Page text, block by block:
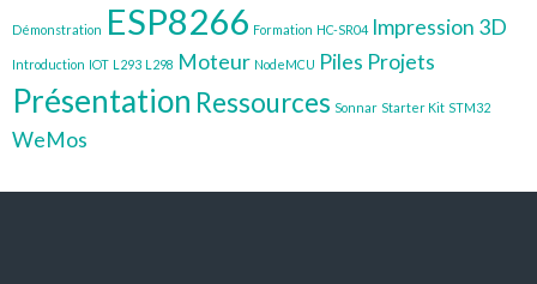
Démonstration ESP8266 Formation HC-SR04 Impression 3D
Introduction IOT L293 L298 Moteur NodeMCU Piles Projets
Présentation Ressources Sonnar Starter Kit STM32
WeMos